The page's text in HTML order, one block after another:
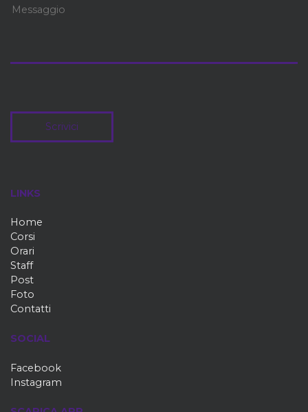
Scrivici
LINKS
Home
Corsi
Orari
Staff
Post
Foto
Contatti
SOCIAL
Facebook
Instagram